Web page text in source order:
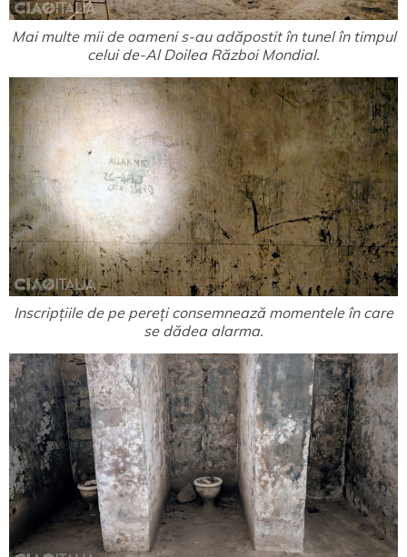
Mai multe mii de oameni s-au adăpostit în tunel în timpul
celui de-Al Doilea Război Mondial.
Inscripțiile de pe pereți consemnează momentele în care
se dădea alarma.